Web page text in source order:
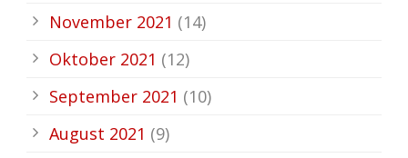
November 2021 (14)
Oktober 2021 (12)
September 2021 (10)
August 2021 (9)